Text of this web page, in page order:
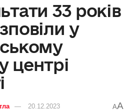
33 років
у
центрі
20.12.2023 AA